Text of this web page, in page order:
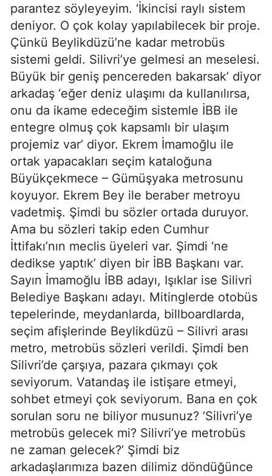
parantez söyleyeyim. ‘İkincisi raylı sistem
deniyor. O çok kolay yapılabilecek bir proje.
Çünkü Beylikdüzü’ne kadar metrobüs
sistemi geldi. Silivri’ye gelmesi an meselesi.
Büyük bir geniş pencereden bakarsak’ diyor
arkadaş ‘eğer deniz ulaşımı da kullanılırsa,
onu da ikame edeceğim sistemle İBB ile
entegre olmuş çok kapsamlı bir ulaşım
projemiz var’ diyor. Ekrem İmamoğlu ile
ortak yapacakları seçim kataloğuna
Büyükçekmece – Gümüşyaka metrosunu
koyuyor. Ekrem Bey ile beraber metroyu
vadetmiş. Şimdi bu sözler ortada duruyor.
Ama bu sözleri takip eden Cumhur
İttifakı’nın meclis üyeleri var. Şimdi ‘ne
dedikse yaptık’ diyen bir İBB Başkanı var.
Sayın İmamoğlu İBB adayı, Işıklar ise Silivri
Belediye Başkanı adayı. Mitinglerde otobüs
tepelerinde, meydanlarda, billboardlarda,
seçim afişlerinde Beylikdüzü – Silivri arası
metro, metrobüs sözleri verildi. Şimdi ben
Silivri’de çarşıya, pazara çıkmayı çok
seviyorum. Vatandaş ile istişare etmeyi,
sohbet etmeyi çok seviyorum. Bana en çok
sorulan soru ne biliyor musunuz? ‘Silivri’ye
metrobüs gelecek mi? Silivri’ye metrobüs
ne zaman gelecek?’ Şimdi biz
arkadaşlarımıza bazen dilimiz döndüğünce